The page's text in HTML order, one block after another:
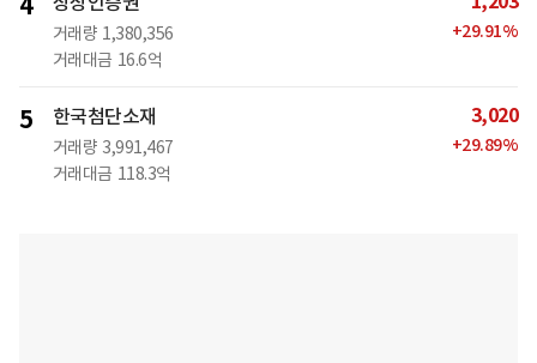
거래량 1,380,356
거래대금 16.6억
+29.91%
5 한국첨단소재
거래량 3,991,467
거래대금 118.3억
3,020
+29.89%